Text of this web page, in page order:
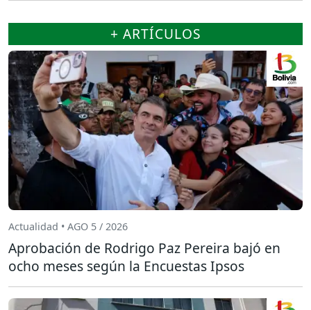
+ ARTÍCULOS
Actualidad • AGO 5 / 2026
Aprobación de Rodrigo Paz Pereira bajó en
ocho meses según la Encuestas Ipsos